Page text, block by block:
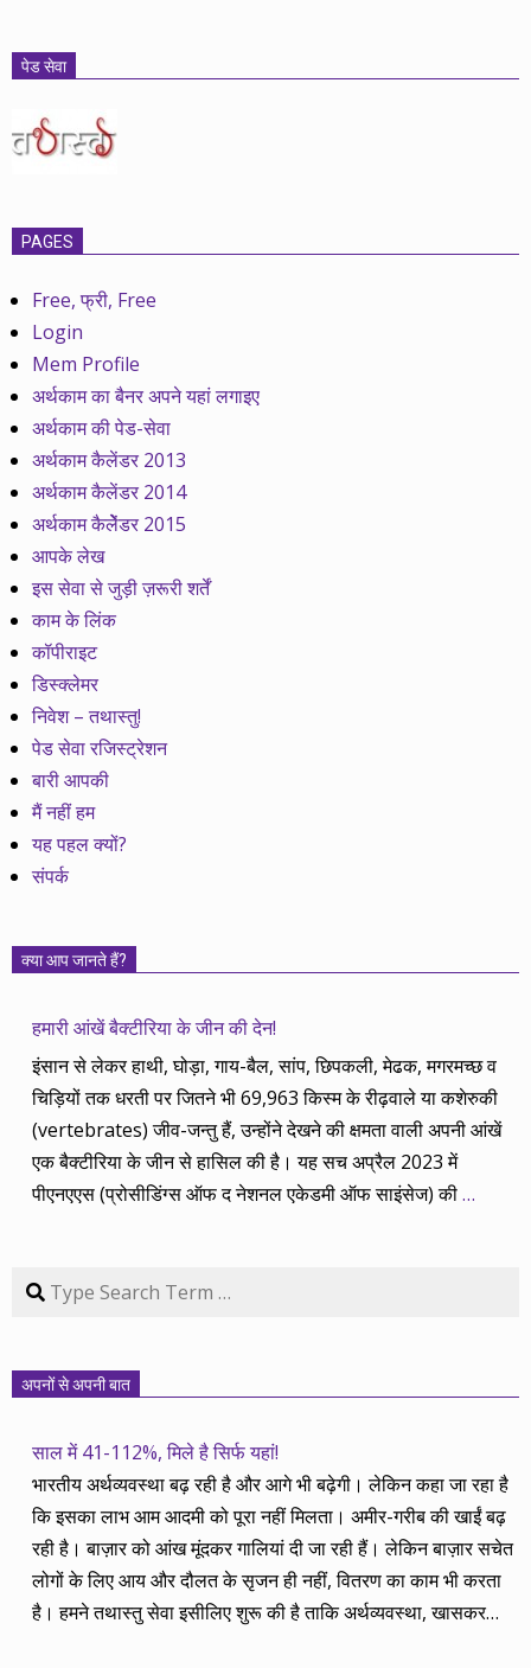
पेड सेवा
PAGES
Free, फ्री, Free
Login
Mem Profile
अर्थकाम का बैनर अपने यहां लगाइए
अर्थकाम की पेड-सेवा
अर्थकाम कैलेंडर 2013
अर्थकाम कैलेंडर 2014
अर्थकाम कैलेेंडर 2015
आपके लेख
इस सेवा से जुड़ी ज़रूरी शर्तें
काम के लिंक
कॉपीराइट
डिस्क्लेमर
निवेश – तथास्तु!
पेड सेवा रजिस्ट्रेशन
बारी आपकी
मैं नहीं हम
यह पहल क्यों?
संपर्क
क्या आप जानते हैं?
हमारी आंखें बैक्टीरिया के जीन की देन!
इंसान से लेकर हाथी, घोड़ा, गाय-बैल, सांप, छिपकली, मेढक, मगरमच्छ व
चिड़ियों तक धरती पर जितने भी 69,963 किस्म के रीढ़वाले या कशेरुकी
(vertebrates) जीव-जन्तु हैं, उन्होंने देखने की क्षमता वाली अपनी आंखें
एक बैक्टीरिया के जीन से हासिल की है। यह सच अप्रैल 2023 में
पीएनएएस (प्रोसीडिंग्स ऑफ द नेशनल एकेडमी ऑफ साइंसेज) की…
Search
अपनों से अपनी बात
साल में 41-112%, मिले है सिर्फ यहां!
भारतीय अर्थव्यवस्था बढ़ रही है और आगे भी बढ़ेगी। लेकिन कहा जा रहा है
कि इसका लाभ आम आदमी को पूरा नहीं मिलता। अमीर-गरीब की खाईं बढ़
रही है। बाज़ार को आंख मूंदकर गालियां दी जा रही हैं। लेकिन बाज़ार सचेत
लोगों के लिए आय और दौलत के सृजन ही नहीं, वितरण का काम भी करता
है। हमने तथास्तु सेवा इसीलिए शुरू की है ताकि अर्थव्यवस्था, खासकर